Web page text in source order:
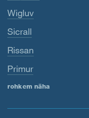
Wigluv
Sicrall
Rissan
Primur
rohkem näha